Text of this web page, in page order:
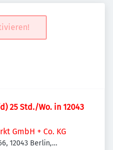
25 Std./Wo. in 12043
GmbH + Co. KG
12043 Berlin,